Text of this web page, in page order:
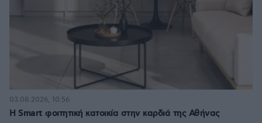
Η Smart φοιτητική κατοικία στην καρδιά της Αθήνας
03.08.2026, 10:56